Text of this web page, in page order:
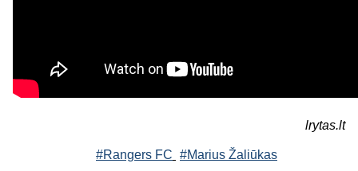
lrytas.lt
#Rangers FC #Marius Žaliūkas